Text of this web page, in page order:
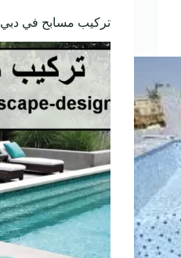
تركيب مسابح في دبي